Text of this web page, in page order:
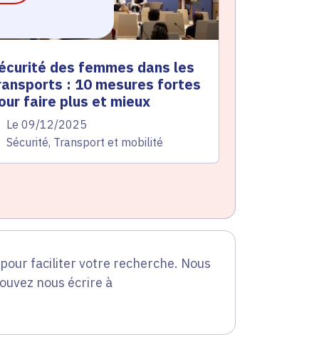
des femmes dans les
: 10 mesures fortes
faire plus et mieux
de l'arrêté
Le 09/12/2025
Sécurité, Transport et mobilité
faciliter votre recherche. Nous
nous écrire à